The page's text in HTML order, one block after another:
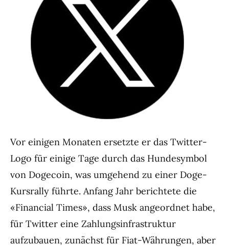
Vor einigen Monaten ersetzte er das Twitter-
Logo für einige Tage durch das Hundesymbol
von Dogecoin, was umgehend zu einer Doge-
Kursrally führte. Anfang Jahr berichtete die
«Financial Times», dass Musk angeordnet habe,
für Twitter eine Zahlungsinfrastruktur
aufzubauen, zunächst für Fiat-Währungen, aber